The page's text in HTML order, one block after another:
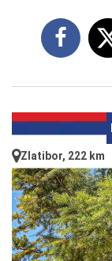
Zlatibor, 222 km